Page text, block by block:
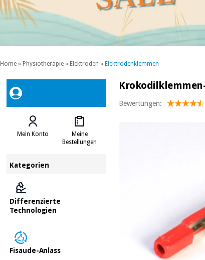
Home » Physiotherapie » Elektroden » Elektrodenklemmen
Mein Konto
Meine
Bestellungen
Kategorien
Differenzierte
Technologien
Fisaude-Anlass
Bewertungen: